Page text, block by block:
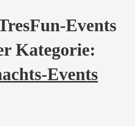
Events
Kategorie:
Events